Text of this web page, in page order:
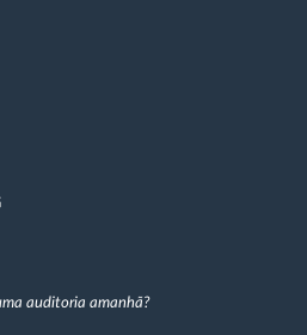
auditoria amanhã?